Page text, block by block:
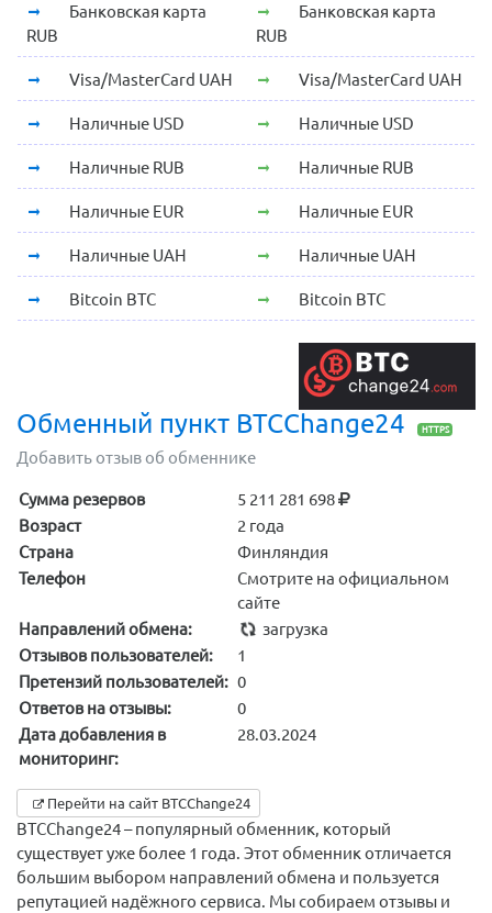
Банковская карта
RUB
Банковская карта
RUB
Visa/MasterCard UAH Visa/MasterCard UAH
Наличные USD Наличные USD
Наличные RUB Наличные RUB
Наличные EUR Наличные EUR
Наличные UAH Наличные UAH
Bitcoin BTC Bitcoin BTC
Обменный пункт BTCChange24 HTTPS
Добавить отзыв об обменнике
Сумма резервов
5 211 281 698
Возраст
2 года
Страна
Финляндия
Телефон
Смотрите на официальном
сайте
Направлений обмена:
загрузка
Отзывов пользователей:
1
Претензий пользователей: 0
Ответов на отзывы:
0
Дата добавления в
мониторинг:
28.03.2024
Перейти на сайт BTCChange24
BTCChange24 – популярный обменник, который
существует уже более 1 года. Этот обменник отличается
большим выбором направлений обмена и пользуется
репутацией надёжного сервиса. Мы собираем отзывы и